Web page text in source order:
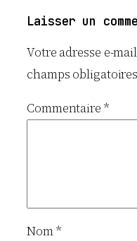
Laisser un
Votre adresse e-
champs
Commentaire *
Nom*